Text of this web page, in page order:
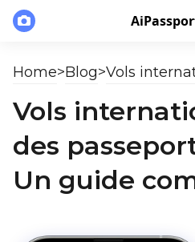
Home>Blog>
Vols
des
Un guide